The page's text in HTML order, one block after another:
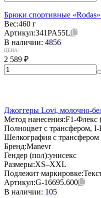
Брюки спортивные
Вес:460 г
Артикул:341PA55L
В наличии: 4856
ЦЕНА:
2 589 ₽
Джоггеры Lovi, молочно-
Метод нанесения:F1-Флекс
Полноцвет с трансфером,
Шелкография с трансфером
Бренд:Manevr
Гендер (пол):унисекс
Размеры:XS–XXL
Подлежит маркировке:
Артикул:G-16695.600
В наличии: 105